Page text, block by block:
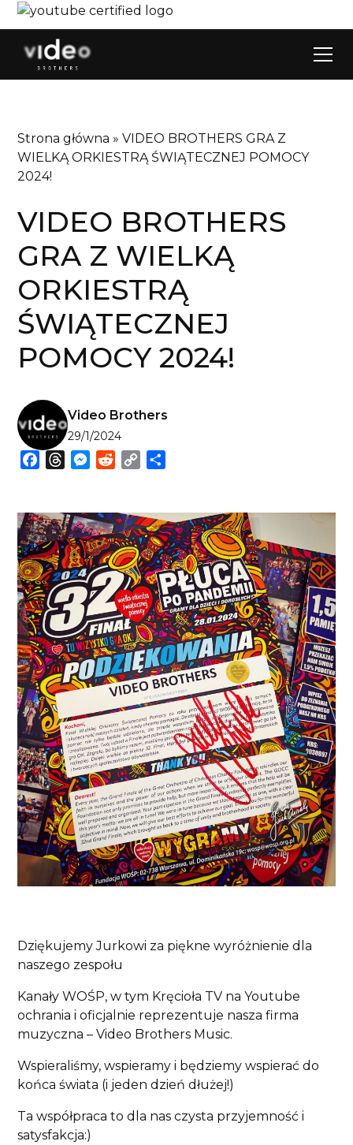
Strona główna »VIDEO BROTHERS GRA Z
WIELKĄ ORKIESTRĄ ŚWIĄTECZNEJ POMOCY
2024!
VIDEO BROTHERS
GRA Z WIELKĄ
ORKIESTRĄ
ŚWIĄTECZNEJ
POMOCY 2024!
Video Brothers
29/1/2024
Facebook
ThreadsMessenger
RedditCopy
Dziękujemy Jurkowi za piękne wyróżnienie dla
naszego zespołu
Kanały WOŚP, w tym Kręcioła TV na Youtube
ochrania i oficjalnie reprezentuje nasza firma
muzyczna – Video Brothers Music.
Wspieraliśmy, wspieramy i będziemy wspierać do
końca świata (i jeden dzień dłużej!)
Ta współpraca to dla nas czysta przyjemność i
satysfakcja:)